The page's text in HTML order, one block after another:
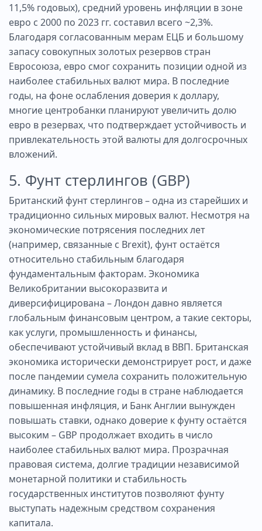
11,5% годовых), средний уровень инфляции в зоне
евро с 2000 по 2023 гг. составил всего ~2,3%.
Благодаря согласованным мерам ЕЦБ и большому
запасу совокупных золотых резервов стран
Евросоюза, евро смог сохранить позиции одной из
наиболее стабильных валют мира. В последние
годы, на фоне ослабления доверия к доллару,
многие центробанки планируют увеличить долю
евро в резервах, что подтверждает устойчивость и
привлекательность этой валюты для долгосрочных
вложений.
5. Фунт стерлингов (GBP)
Британский фунт стерлингов – одна из старейших и
традиционно сильных мировых валют. Несмотря на
экономические потрясения последних лет
(например, связанные с Brexit), фунт остаётся
относительно стабильным благодаря
фундаментальным факторам. Экономика
Великобритании высокоразвита и
диверсифицирована – Лондон давно является
глобальным финансовым центром, а такие секторы,
как услуги, промышленность и финансы,
обеспечивают устойчивый вклад в ВВП. Британская
экономика исторически демонстрирует рост, и даже
после пандемии сумела сохранить положительную
динамику. В последние годы в стране наблюдается
повышенная инфляция, и Банк Англии вынужден
повышать ставки, однако доверие к фунту остаётся
высоким – GBP продолжает входить в число
наиболее стабильных валют мира. Прозрачная
правовая система, долгие традиции независимой
монетарной политики и стабильность
государственных институтов позволяют фунту
выступать надежным средством сохранения
капитала.